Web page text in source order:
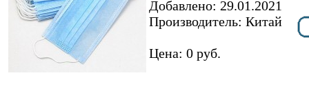
Добавлено: 29.01.2021
Производитель: Китай
Цена: 0 руб.